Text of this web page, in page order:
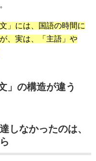
」には、国語の時間に
、実は、「主語」や
」の構造が違う
しなかったのは、